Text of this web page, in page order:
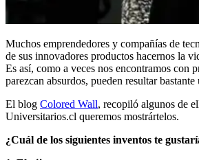
Muchos emprendedores y compañías de
de sus innovadores productos hacernos la
Es así, como a veces nos encontramos con
parezcan absurdos, pueden resultar
El blog Colored Wall, recopiló algunos de
Universitarios.cl queremos mostrártelos.
¿Cuál de los siguientes inventos te